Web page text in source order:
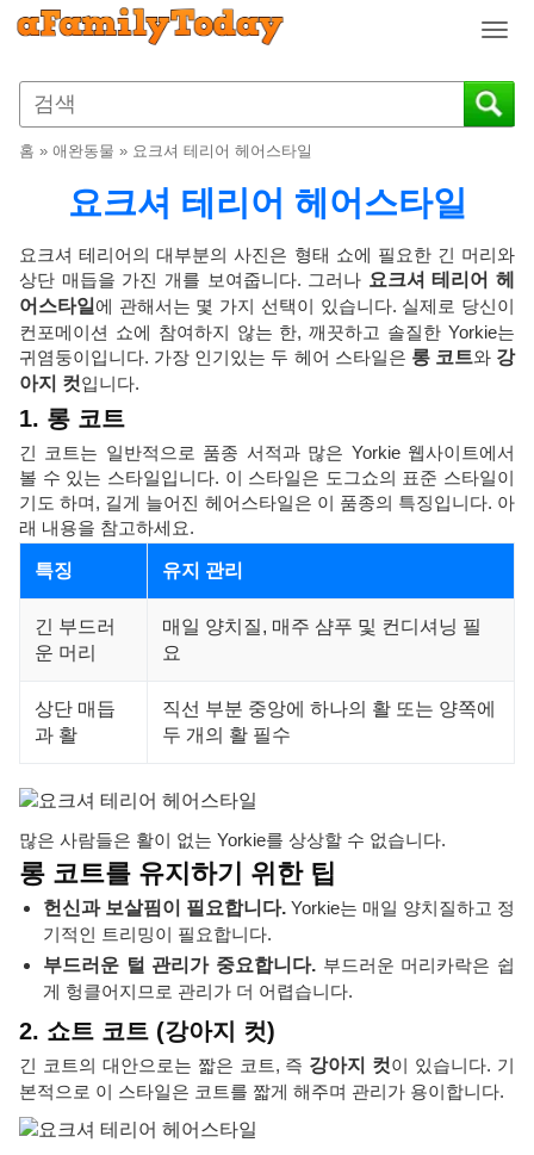
T
g
g
v
i
g
a
t
홈 » 애완동물 » 요크셔 테리어 헤어스타일
요크셔 테리어 헤어스타일
요크셔 테리어의 대부분의 사진은 형태 쇼에 필요한 긴 머리와
상단 매듭을 가진 개를 보여줍니다. 그러나 요크셔 테리어 헤
어스타일 에 관해서는 몇 가지 선택이 있습니다. 실제로 당신이
컨포메이션 쇼에 참여하지 않는 한, 깨끗하고 솔질한 Yorkie는
귀염둥이입니다. 가장 인기있는 두 헤어 스타일은 롱 코트와 강
아지 컷입니다.
1. 롱 코트
긴 코트는 일반적으로 품종 서적과 많은 Yorkie 웹사이트에서
볼 수 있는 스타일입니다. 이 스타일은 도그쇼의 표준 스타일이
기도 하며, 길게 늘어진 헤어스타일은 이 품종의 특징입니다. 아
래 내용을 참고하세요.
특징 유지 관리
긴 부드러
운 머리
매일 양치질, 매주 샴푸 및 컨디셔닝 필
요
상단 매듭
과 활
직선 부분 중앙에 하나의 활 또는 양쪽에
두 개의 활 필수
많은 사람들은 활이 없는 Yorkie를 상상할 수 없습니다.
롱 코트를 유지하기 위한 팁
헌신과 보살핌이 필요합니다. Yorkie는 매일 양치질하고 정
기적인 트리밍이 필요합니다.
부드러운 털 관리가 중요합니다. 부드러운 머리카락은 쉽
게 헝클어지므로 관리가 더 어렵습니다.
2. 쇼트 코트 (강아지 컷)
긴 코트의 대안으로는 짧은 코트, 즉 강아지 컷이 있습니다. 기
본적으로 이 스타일은 코트를 짧게 해주며 관리가 용이합니다.